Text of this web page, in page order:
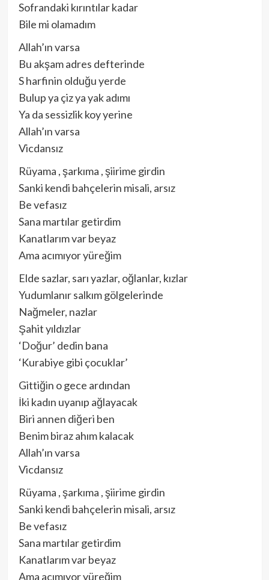
Sofrandaki kırıntılar kadar
Bile mi olamadım
Allah’ın varsa
Bu akşam adres defterinde
S harfinin olduğu yerde
Bulup ya çiz ya yak adımı
Ya da sessizlik koy yerine
Allah’ın varsa
Vicdansız
Rüyama , şarkıma , şiirime girdin
Sanki kendi bahçelerin misali, arsız
Be vefasız
Sana martılar getirdim
Kanatlarım var beyaz
Ama acımıyor yüreğim
Elde sazlar, sarı yazlar, oğlanlar, kızlar
Yudumlanır salkım gölgelerinde
Nağmeler, nazlar
Şahit yıldızlar
‘Doğur’ dedin bana
‘Kurabiye gibi çocuklar’
Gittiğin o gece ardından
İki kadın uyanıp ağlayacak
Biri annen diğeri ben
Benim biraz ahım kalacak
Allah’ın varsa
Vicdansız
Rüyama , şarkıma , şiirime girdin
Sanki kendi bahçelerin misali, arsız
Be vefasız
Sana martılar getirdim
Kanatlarım var beyaz
Ama acımıyor yüreğim